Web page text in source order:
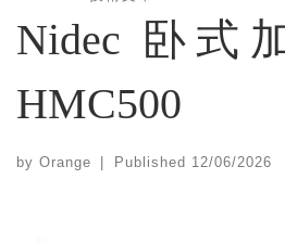
Nidec 卧式
HMC500
by Orange Published 12/06/2026